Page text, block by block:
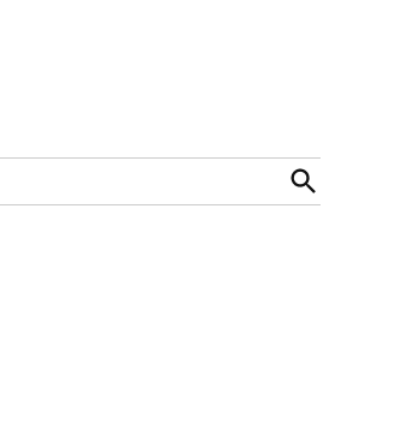
Open
Search